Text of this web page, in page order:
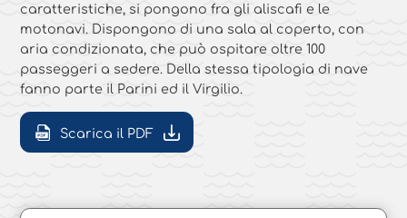
caratteristiche, si pongono fra gli aliscafi e le
motonavi. Dispongono di una sala al coperto, con
aria condizionata, che può ospitare oltre 100
passeggeri a sedere. Della stessa tipologia di nave
fanno parte il Parini ed il Virgilio.
Scarica il PDF